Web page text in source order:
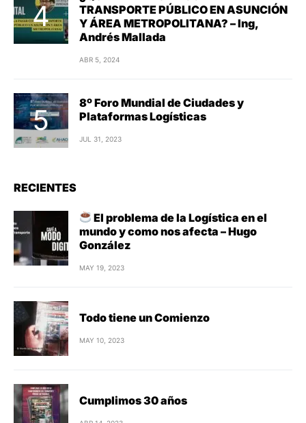
TRANSPORTE PÚBLICO EN ASUNCIÓN
Y ÁREA METROPOLITANA? – Ing,
Andrés Mallada
ABR 5, 2024
8º Foro Mundial de Ciudades y
Plataformas Logísticas
JUL 31, 2023
RECIENTES
El problema de la Logística en el
mundo y como nos afecta – Hugo
González
MAY 19, 2023
Todo tiene un Comienzo
MAY 10, 2023
Cumplimos 30 años